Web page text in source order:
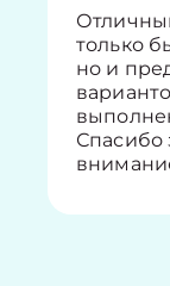
только
но и
Спасибо